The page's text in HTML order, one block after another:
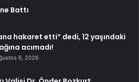
Battı
hakaret etti” dedi, 12 yaşındaki
acımadı!
6, 2026